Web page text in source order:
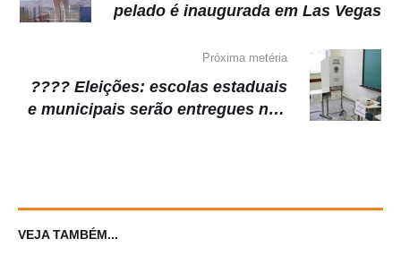
pelado é inaugurada em Las Vegas
Próxima metéria
???? Eleições: escolas estaduais
e municipais serão entregues nos
VEJA TAMBÉM...